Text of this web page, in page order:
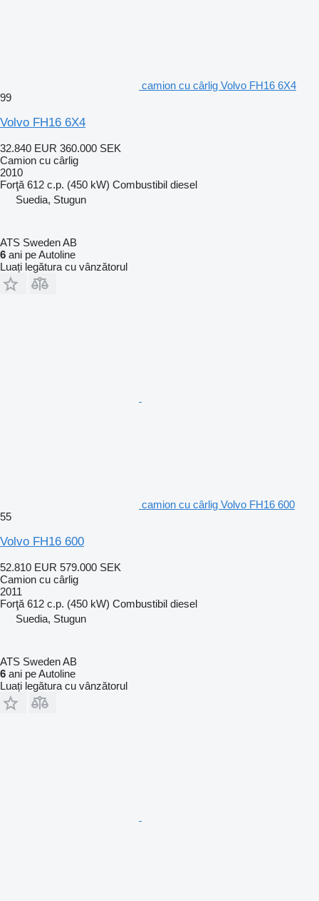
camion cu cârlig Volvo FH16 6X4
99
Volvo FH16 6X4
32.840 EUR 360.000 SEK
Camion cu cârlig
2010
Forţă 612 c.p. (450 kW) Combustibil diesel
Suedia, Stugun
ATS Sweden AB
6 ani pe Autoline
Luați legătura cu vânzătorul
camion cu cârlig Volvo FH16 600
55
Volvo FH16 600
52.810 EUR 579.000 SEK
Camion cu cârlig
2011
Forţă 612 c.p. (450 kW) Combustibil diesel
Suedia, Stugun
ATS Sweden AB
6 ani pe Autoline
Luați legătura cu vânzătorul